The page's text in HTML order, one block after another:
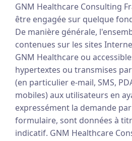
GNM Healthcare Consulting
être engagée sur quelque
De manière générale,
contenues sur les sites
GNM Healthcare ou
hypertextes ou transmises
(en particulier e-mail, SMS,
mobiles) aux utilisateurs en
expressément la demande
formulaire, sont données à
indicatif. GNM Healthcare